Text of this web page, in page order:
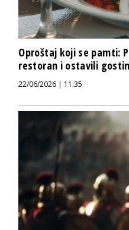
Oproštaj koji se pamti:
restoran i ostavili
22/06/2026 | 11:35